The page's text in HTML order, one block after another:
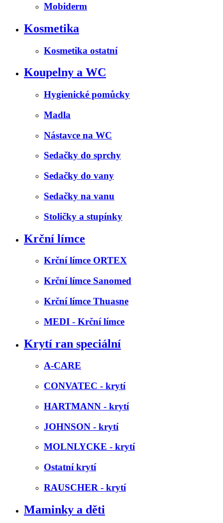
Mobiderm
Kosmetika
Kosmetika ostatní
Koupelny a WC
Hygienické pomůcky
Madla
Nástavce na WC
Sedačky do sprchy
Sedačky do vany
Sedačky na vanu
Stoličky a stupínky
Krční límce
Krční límce ORTEX
Krční límce Sanomed
Krční límce Thuasne
MEDI - Krční límce
Krytí ran speciální
A-CARE
CONVATEC - krytí
HARTMANN - krytí
JOHNSON - krytí
MOLNLYCKE - krytí
Ostatní krytí
RAUSCHER - krytí
Maminky a děti